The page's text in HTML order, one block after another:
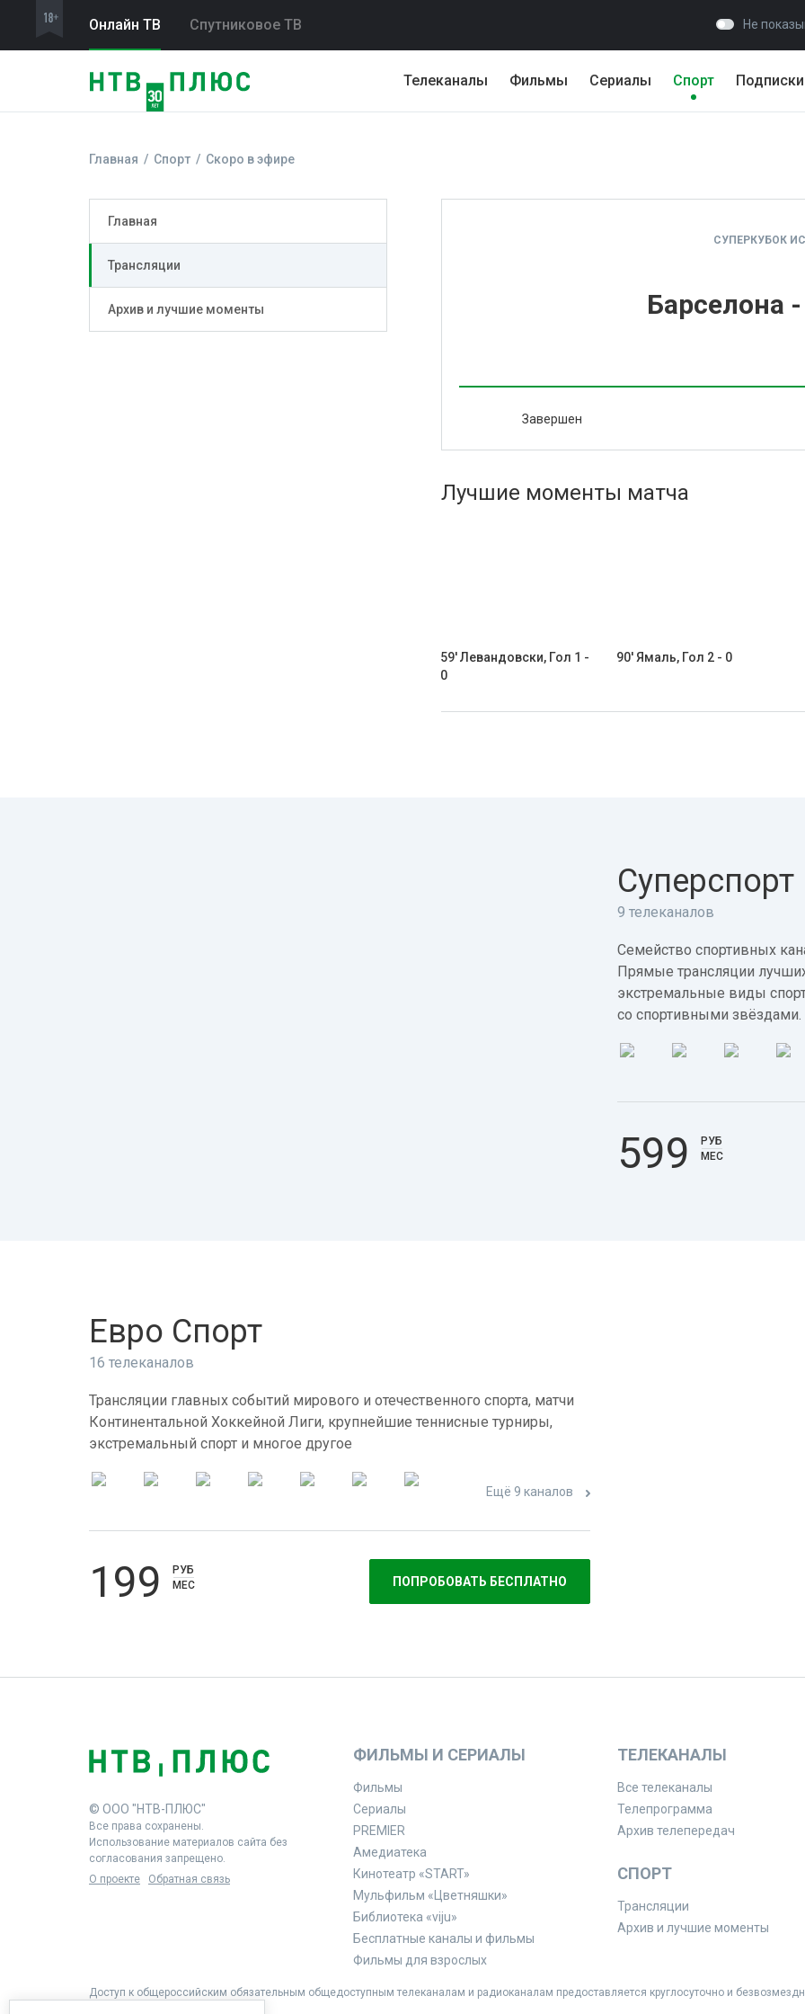
Онлайн ТВ Спутниковое ТВ Не
Телеканалы Фильмы Сериалы Спорт Подписки
Главная Спорт Скоро в эфире
Главная
Трансляции
Архив и лучшие моменты
СУПЕРКУБОК
Барселона
Завершен
Лучшие моменты матча
59' Левандовски, Гол 1 -
0
90' Ямаль, Гол 2 - 0
Суперспорт
9 телеканалов
Семейство спортивных
Прямые трансляции
экстремальные виды
со спортивными звёздами.
599
РУБ
МЕС
Евро Спорт
16 телеканалов
Трансляции главных событий мирового и отечественного спорта, матчи
Континентальной Хоккейной Лиги, крупнейшие теннисные турниры,
экстремальный спорт и многое другое
Ещё 9 каналов
199
РУБ
МЕС
ПОПРОБОВАТЬ БЕСПЛАТНО
© ООО "НТВ-ПЛЮС"
Все права сохранены.
Использование материалов сайта без
согласования запрещено.
О проекте
Обратная связь
ФИЛЬМЫ И СЕРИАЛЫ
Фильмы
Сериалы
PREMIER
Амедиатека
Кинотеатр «START»
Мульфильм «Цветняшки»
Библиотека «viju»
Бесплатные каналы и фильмы
Фильмы для взрослых
ТЕЛЕКАНАЛЫ
Все телеканалы
Телепрограмма
Архив телепередач
СПОРТ
Трансляции
Архив и лучшие моменты
Доступ к общероссийским обязательным общедоступным телеканалам и радиоканалам предоставляется круглосуточно и